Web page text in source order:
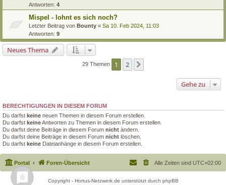
Antworten: 4
Mispel - lohnt es sich noch?
Letzter Beitrag von Bounty « Sa 10. Feb 2024, 11:03
Antworten: 9
Neues Thema
29 Themen 1 2
Gehe zu
BERECHTIGUNGEN IN DIESEM FORUM
Du darfst keine neuen Themen in diesem Forum erstellen.
Du darfst keineAntworten zu Themen in diesem Forum erstellen.
Du darfst deine Beiträge in diesem Forum nicht ändern.
Du darfst deine Beiträge in diesem Forum nicht löschen.
Du darfst keine Dateianhänge in diesem Forum erstellen.
Portal Foren-Übersicht Alle Zeiten sind UTC+02:00
Copyright - Hortus-Netzwerk.de unterstützt durch phpBB